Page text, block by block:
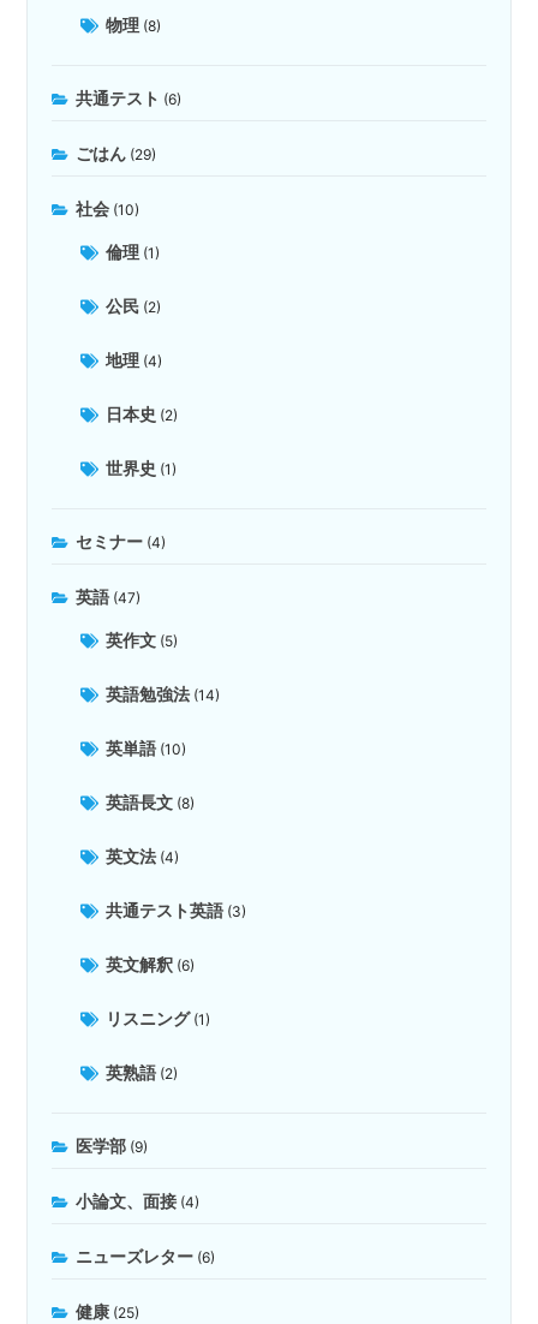
物理 (8)
共通テスト (6)
ごはん (29)
社会 (10)
倫理 (1)
公民 (2)
地理 (4)
日本史 (2)
世界史 (1)
セミナー (4)
英語 (47)
英作文 (5)
英語勉強法 (14)
英単語 (10)
英語長文 (8)
英文法 (4)
共通テスト英語 (3)
英文解釈 (6)
リスニング(1)
英熟語 (2)
医学部 (9)
小論文、面接 (4)
ニューズレター (6)
健康 (25)